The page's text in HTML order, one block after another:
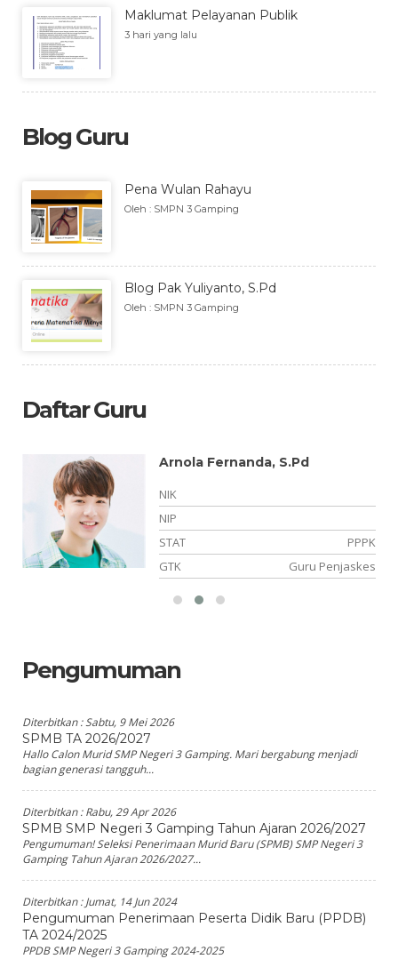
Maklumat Pelayanan Publik
3 hari yang lalu
Blog Guru
Pena Wulan Rahayu
Oleh : SMPN 3 Gamping
Blog Pak Yuliyanto, S.Pd
Oleh : SMPN 3 Gamping
Daftar Guru
Arnola Fernanda, S.Pd
NIK
NIP
STAT
PPPK
GTK
Guru Penjaskes
Pengumuman
Diterbitkan :Sabtu, 9 Mei 2026
SPMB TA 2026/2027
Hallo Calon Murid SMP Negeri 3 Gamping. Mari bergabung menjadi
bagian generasi tangguh...
Diterbitkan :Rabu, 29 Apr 2026
SPMB SMP Negeri 3 Gamping Tahun Ajaran 2026/2027
Pengumuman! Seleksi Penerimaan Murid Baru (SPMB) SMP Negeri 3
Gamping Tahun Ajaran 2026/2027...
Diterbitkan :Jumat, 14 Jun 2024
Pengumuman Penerimaan Peserta Didik Baru (PPDB)
TA 2024/2025
PPDB SMP Negeri 3 Gamping 2024-2025